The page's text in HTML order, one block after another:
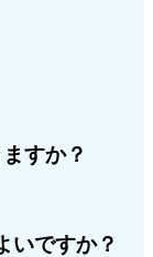
すか？
いですか？